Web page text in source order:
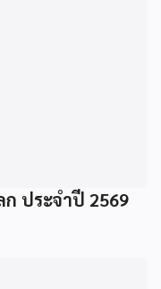
ประจำปี 2569